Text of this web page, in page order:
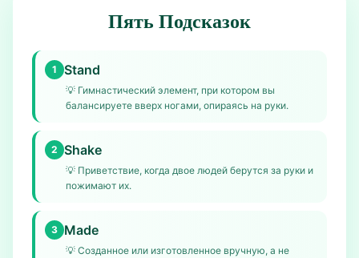
Пять Подсказок
1 Stand
💡 Гимнастический элемент, при котором вы
балансируете вверх ногами, опираясь на руки.
2 Shake
💡 Приветствие, когда двое людей берутся за руки и
пожимают их.
3 Made
💡 Созданное или изготовленное вручную, а не